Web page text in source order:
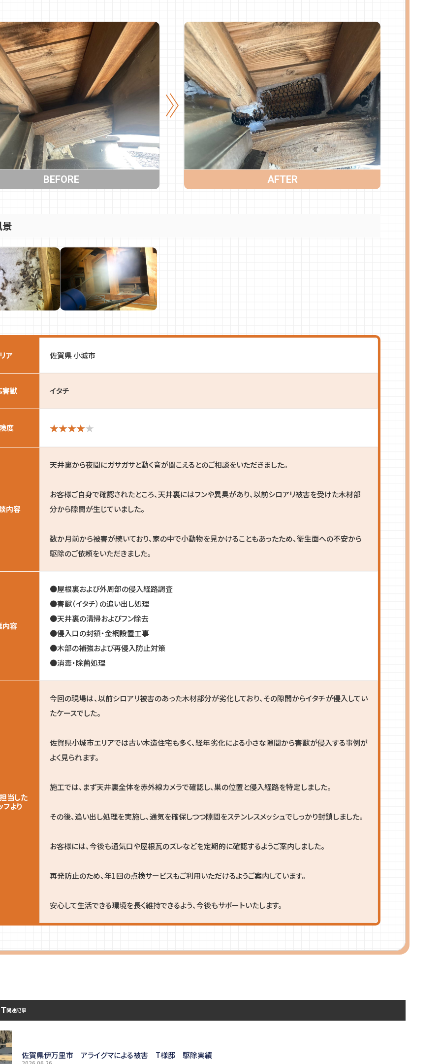
BEFORE AFTER
ア 佐賀県 小城市
害獣 イタチ
度
内容
天井裏から夜間にガサガサと動く音が聞こえるとのご相談をいただきました。
お客様ご自身で確認されたところ、天井裏にはフンや異臭があり、以前シロアリ被害を受けた木材部
分から隙間が生じていました。
数か月前から被害が続いており、家の中で小動物を見かけることもあったため、衛生面への不安から
駆除のご依頼をいただきました。
内容
●屋根裏および外周部の侵入経路調査
●害獣（イタチ）の追い出し処理
●天井裏の清掃およびフン除去
●侵入口の封鎖・金網設置工事
●木部の補強および再侵入防止対策
●消毒・除菌処理
当した
フより
今回の現場は、以前シロアリ被害のあった木材部分が劣化しており、その隙間からイタチが侵入してい
たケースでした。
佐賀県小城市エリアでは古い木造住宅も多く、経年劣化による小さな隙間から害獣が侵入する事例が
よく見られます。
施工では、まず天井裏全体を赤外線カメラで確認し、巣の位置と侵入経路を特定しました。
その後、追い出し処理を実施し、通気を確保しつつ隙間をステンレスメッシュでしっかり封鎖しました。
お客様には、今後も通気口や屋根瓦のズレなどを定期的に確認するようご案内しました。
再発防止のため、年1回の点検サービスもご利用いただけるようご案内しています。
安心して生活できる環境を長く維持できるよう、今後もサポートいたします。
関連記事
佐賀県伊万里市 アライグマによる被害 T様邸 駆除実績